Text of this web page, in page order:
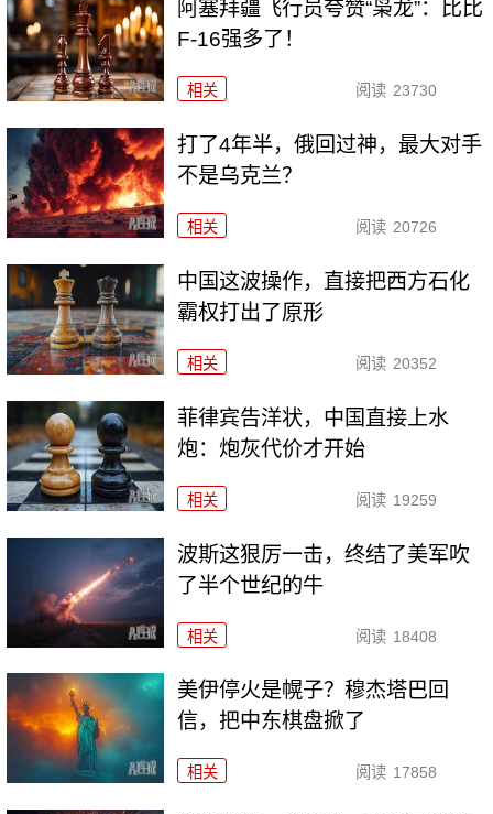
阿塞拜疆飞行员夸赞“枭龙”：比比
F-16强多了！
相关 阅读 23730
打了4年半，俄回过神，最大对手
不是乌克兰？
相关 阅读 20726
中国这波操作，直接把西方石化
霸权打出了原形
相关 阅读 20352
菲律宾告洋状，中国直接上水
炮：炮灰代价才开始
相关 阅读 19259
波斯这狠厉一击，终结了美军吹
了半个世纪的牛
相关 阅读 18408
美伊停火是幌子？穆杰塔巴回
信，把中东棋盘掀了
相关 阅读 17858